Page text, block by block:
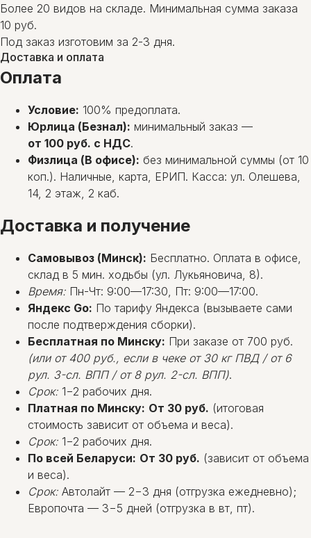
Более 20 видов на складе. Минимальная сумма заказа
10 руб.
Под заказ изготовим за 2-3 дня.
Доставка и оплата
Оплата
Условие: 100% предоплата.
Юрлица (Безнал): минимальный заказ —
от 100 руб. с НДС.
Физлица (В офисе): без минимальной суммы (от 10
коп.). Наличные, карта, ЕРИП. Касса: ул. Олешева,
14, 2 этаж, 2 каб.
Доставка и получение
Самовывоз (Минск): Бесплатно. Оплата в офисе,
склад в 5 мин. ходьбы (ул. Лукьяновича, 8).
Время: Пн-Чт: 9:00—17:30, Пт: 9:00—17:00.
Яндекс Go: По тарифу Яндекса (вызываете сами
после подтверждения сборки).
Бесплатная по Минску: При заказе от 700 руб.
(или от 400 руб., если в чеке от 30 кг ПВД / от 6
рул. 3-сл. ВПП / от 8 рул. 2-сл. ВПП).
Срок: 1−2 рабочих дня.
Платная по Минску: От 30 руб. (итоговая
стоимость зависит от объема и веса).
Срок: 1−2 рабочих дня.
По всей Беларуси: От 30 руб. (зависит от объема
и веса).
Срок: Автолайт — 2−3 дня (отгрузка ежедневно);
Европочта — 3−5 дней (отгрузка в вт, пт).